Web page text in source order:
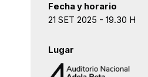
Fecha y horario
21 SET 2025 - 19.30 H
Lugar